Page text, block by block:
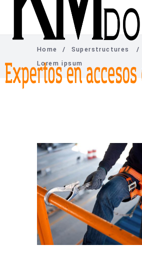
Home / Superstructures
/
Lorem ipsum